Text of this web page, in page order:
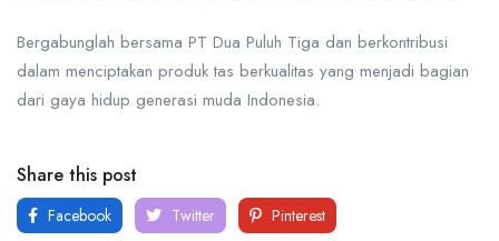
Bergabunglah bersama PT Dua Puluh Tiga dan berkontribusi
dalam menciptakan produk tas berkualitas yang menjadi bagian
dari gaya hidup generasi muda Indonesia.
Share this post
Facebook Twitter Pinterest